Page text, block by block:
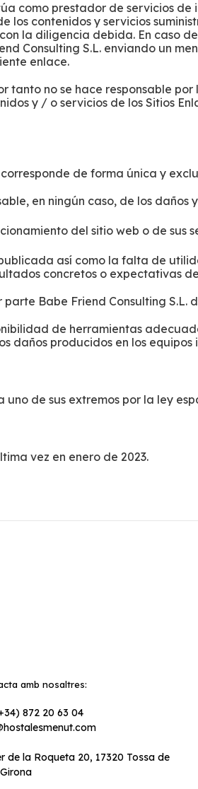
como prestador de servicios
los contenidos y servicios
la diligencia debida. En caso
Consulting S.L. enviando un
enlace.
tanto no se hace responsable
y / o servicios de los Sitios
de forma única y
en ningún caso, de los
del sitio web o de sus
así como la falta de
concretos o expectativas de
Babe Friend Consulting
de herramientas
daños producidos en los
uno de sus extremos por la ley
vez en enero de 2023.
amb nosaltres:
872 20 63 04
de la Roqueta 20, 17320 Tossa de